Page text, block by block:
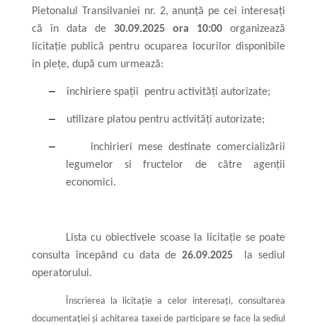
Pietonalul Transilvaniei nr. 2, anunţă pe cei interesaţi
că în data de30.09.2025 ora 10:00 organizează
licitaţie publică pentru ocuparea locurilor disponibile
în piețe, după cum urmează:
– închiriere spații pentru activități autorizate;
– utilizare platou pentru activități autorizate;
–
închirieri mese destinate comercializării
legumelor si fructelor de către agenții
economici.
Lista cu obiectivele scoase la licitaţie se poate
consulta începând cu data de26.09.2025
la sediul
operatorului.
Înscrierea la licitaţie a celor interesaţi, consultarea
documentaţiei şi achitarea taxei de participare se face la sediul